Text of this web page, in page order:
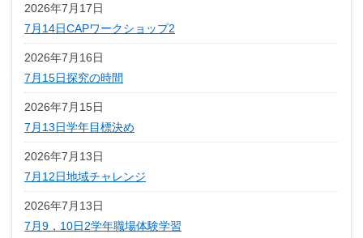
2026年7月17日
7月14日CAPワークショップ2
2026年7月16日
7月15日探究の時間
2026年7月15日
7月13日学年目標決め
2026年7月13日
7月12日地域チャレンジ
2026年7月13日
7月9，10日2学年職場体験学習